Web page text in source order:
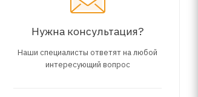
Нужна консультация?
Наши специалисты ответят на любой
интересующий вопрос